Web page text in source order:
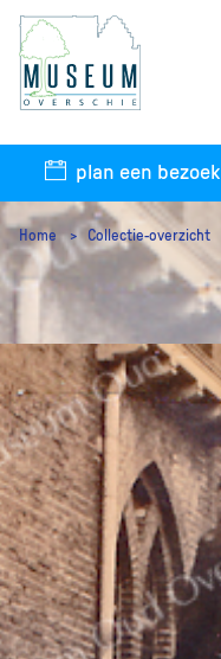
plan een bezoek
Home Collectie-overzicht